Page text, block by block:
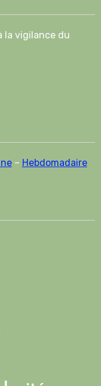
la vigilance du
– Hebdomadaire